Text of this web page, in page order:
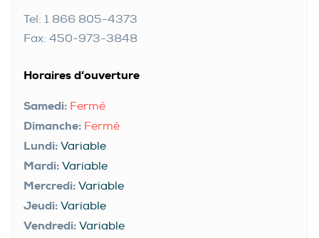
Tel: 1 866 805-4373
Fax: 450-973-3848
Horaires d’ouverture
Dimanche: Fermé
Lundi: Variable
Mardi: Variable
Mercredi: Variable
Jeudi: Variable
Vendredi: Variable
Samedi: Fermé